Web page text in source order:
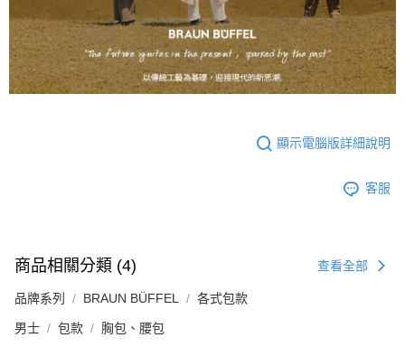
顯示電腦版詳細說明
客服
商品相關分類 (4) 查看全部
品牌系列 BRAUN BÜFFEL 各式包款
男士 包款 胸包、腰包